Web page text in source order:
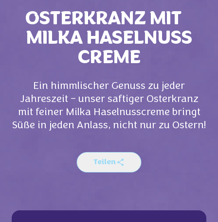
OSTERKRANZ MIT
MILKA HASELNUSS
CREME
Ein himmlischer Genuss zu jeder
Jahreszeit – unser saftiger Osterkranz
mit feiner Milka Haselnusscreme bringt
Süße in jeden Anlass, nicht nur zu Ostern!
Teilen